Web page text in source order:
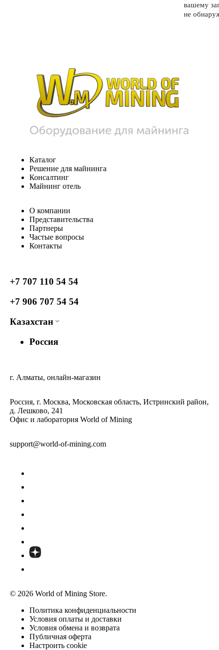
вашему
не
Каталог
Решение для майнинга
Консалтинг
Майнинг отель
О компании
Представительства
Партнеры
Частые вопросы
Контакты
+7 707 110 54 54
+7 906 707 54 54
Казахстан
Россия
г. Алматы, онлайн-магазин
Россия, г. Москва, Московская область, Истринский район,
д. Лешково, 241
Офис и лаборатория World of Mining
support@world-of-mining.com
© 2026 World of Mining Store.
Политика конфиденциальности
Условия оплаты и доставки
Условия обмена и возврата
Публичная оферта
Настроить cookie